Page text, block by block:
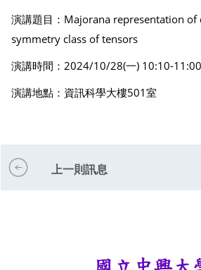
演講題目：Majorana representation of
symmetry class of tensors
演講時間：2024/10/28(一) 10:10-11:00
演講地點：資訊科學大樓501室
上一則訊息